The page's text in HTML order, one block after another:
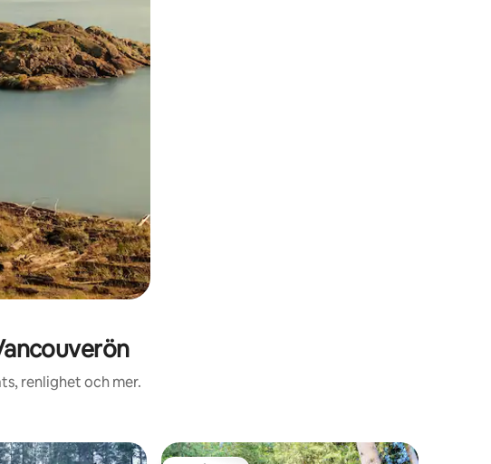
renlighet och mer.